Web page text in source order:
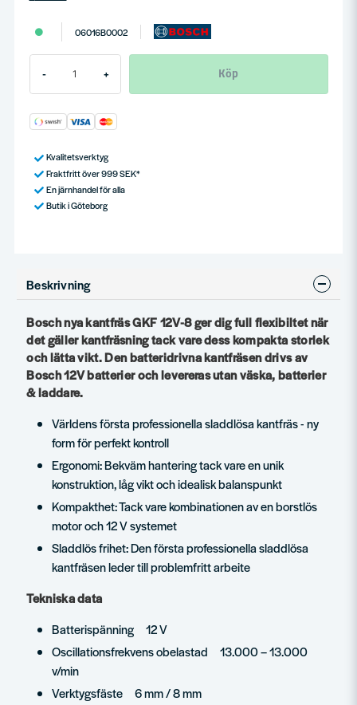
06016B0002
- + Köp
Kvalitetsverktyg
Fraktfritt över 999 SEK*
En järnhandel för alla
Butik i Göteborg
Beskrivning
Bosch nya kantfräs GKF 12V-8 ger dig full flexibiltet när
det gäller kantfräsning tack vare dess kompakta storlek
och lätta vikt. Den batteridrivna kantfräsen drivs av
Bosch 12V batterier och levereras utan väska, batterier
& laddare.
Världens första professionella sladdlösa kantfräs - ny
form för perfekt kontroll
Ergonomi: Bekväm hantering tack vare en unik
konstruktion, låg vikt och idealisk balanspunkt
Kompakthet: Tack vare kombinationen av en borstlös
motor och 12 V systemet
Sladdlös frihet: Den första professionella sladdlösa
kantfräsen leder till problemfritt arbeite
Tekniska data
Batterispänning 12 V
Oscillationsfrekvens obelastad 13.000 – 13.000
v/min
Verktygsfäste 6 mm / 8 mm